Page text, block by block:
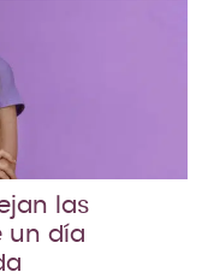
las
un día